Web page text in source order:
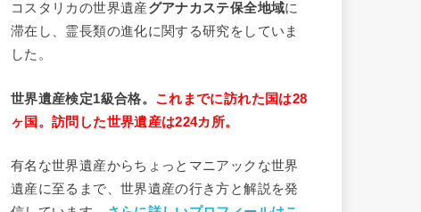
コスタリカの世界遺産グアナカステ保全地域に
滞在し、霊長類の進化に関する研究をしていま
した。
世界遺産検定1級合格。 これまでに訪れた国は28
ヶ国。訪問した世界遺産は224カ所。
有名な世界遺産からちょっとマニアックな世界
遺産に至るまで、世界遺産の行き方と解説を発